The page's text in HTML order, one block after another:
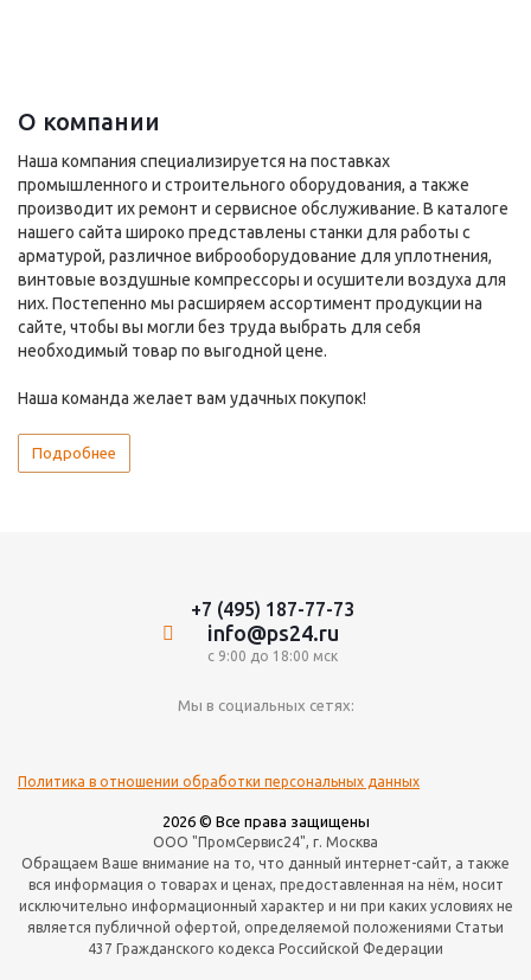
О компании
Наша компания специализируется на поставках
промышленного и строительного оборудования, а также
производит их ремонт и сервисное обслуживание. В каталоге
нашего сайта широко представлены станки для работы с
арматурой, различное виброоборудование для уплотнения,
винтовые воздушные компрессоры и осушители воздуха для
них. Постепенно мы расширяем ассортимент продукции на
сайте, чтобы вы могли без труда выбрать для себя
необходимый товар по выгодной цене.
Наша команда желает вам удачных покупок!
Подробнее
+7 (495) 187-77-73
info@ps24.ru
с 9:00 до 18:00 мск
Мы в социальных сетях:
Политика в отношении обработки персональных данных
2026 © Все права защищены
ООО "ПромСервис24", г. Москва
Обращаем Ваше внимание на то, что данный интернет-сайт, а также
вся информация о товарах и ценах, предоставленная на нём, носит
исключительно информационный характер и ни при каких условиях не
является публичной офертой, определяемой положениями Статьи
437 Гражданского кодекса Российской Федерации